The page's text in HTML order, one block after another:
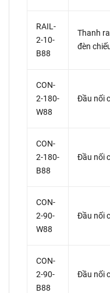
RAIL-
2-10-
B88
Thanh
đèn
CON-
2-180-
W88
Đầu nối
CON-
2-180-
B88
Đầu nối
CON-
2-90-
W88
Đầu nối
CON-
2-90-
B88
Đầu nối